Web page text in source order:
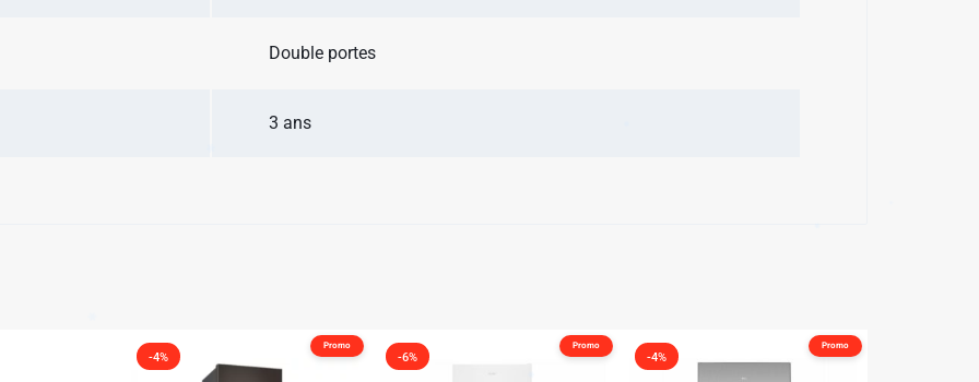
Double portes
3 ans
-4%
Promo
-6%
Promo
-4%
Promo